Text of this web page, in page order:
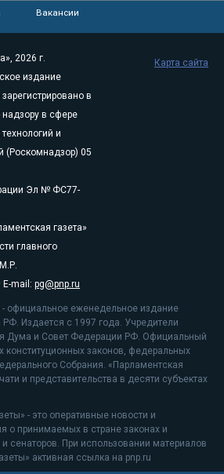
Вакансии
2026 г.
издание
в
в сфере
и
(Роскомнадзор) 05
Эл № ФС77-
газета»
главного
mail: pg@pnp.ru
- официальное еженедельное издание
Издается с 1997 года. Учредители
Дума и Совет Федерации РФ. Официальный
конституционных законов, федеральных
Собрания. «Парламентская
и представительства в десяти субъектах
- это оперативные новости и
о принимаемых в стране законах и
и сенаторов. При использовании материалов
активная ссылка на pnp.ru
Карта сайта